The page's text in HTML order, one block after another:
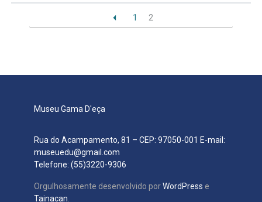
1 2
Museu Gama D'eça
Rua do Acampamento, 81 – CEP: 97050-001 E-mail:
museuedu@gmail.com
Telefone: (55)3220-9306
Orgulhosamente desenvolvido porWordPress e
Tainacan